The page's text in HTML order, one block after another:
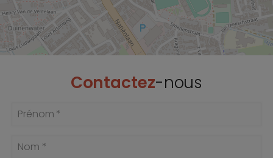
Contactez-nous
Prénom *
Nom *